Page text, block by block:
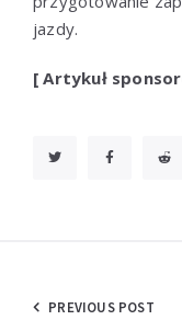
jazdy.
[ Artykuł
Nawigacja
PREVIOUS POST